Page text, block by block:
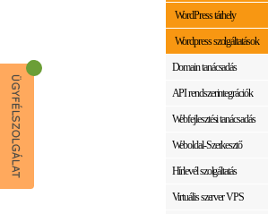
WordPress tárhely
Wordpress szolgáltatások
Domain tanácsadás
API rendszerintegrációk
Webfejlesztési tanácsadás
Weboldal-Szerkesztő
Hírlevél szolgáltatás
Virtuális szerver VPS